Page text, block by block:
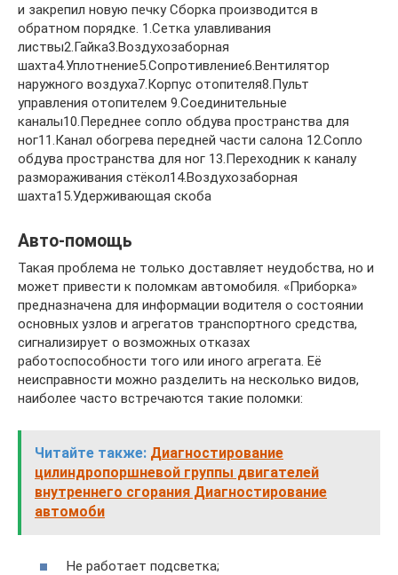
и закрепил новую печку Сборка производится в
обратном порядке. 1.Сетка улавливания
листвы2.Гайка3.Воздухозаборная
шахта4.Уплотнение5.Сопротивление6.Вентилятор
наружного воздуха7.Корпус отопителя8.Пульт
управления отопителем 9.Соединительные
каналы10.Переднее сопло обдува пространства для
ног11.Канал обогрева передней части салона 12.Сопло
обдува пространства для ног 13.Переходник к каналу
размораживания стёкол14.Воздухозаборная
шахта15.Удерживающая скоба
Авто-помощь
Такая проблема не только доставляет неудобства, но и
может привести к поломкам автомобиля. «Приборка»
предназначена для информации водителя о состоянии
основных узлов и агрегатов транспортного средства,
сигнализирует о возможных отказах
работоспособности того или иного агрегата. Её
неисправности можно разделить на несколько видов,
наиболее часто встречаются такие поломки:
Читайте также: Диагностирование
цилиндропоршневой группы двигателей
внутреннего сгорания Диагностирование
автомоби
Не работает подсветка;